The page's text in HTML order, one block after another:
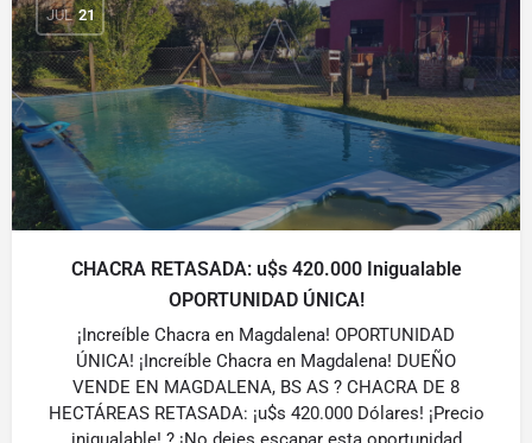
JUL 21
CHACRA RETASADA: u$s 420.000 Inigualable
OPORTUNIDAD ÚNICA!
¡Increíble Chacra en Magdalena! OPORTUNIDAD
ÚNICA! ¡Increíble Chacra en Magdalena! DUEÑO
VENDE EN MAGDALENA, BS AS ? CHACRA DE 8
HECTÁREAS RETASADA: ¡u$s 420.000 Dólares! ¡Precio